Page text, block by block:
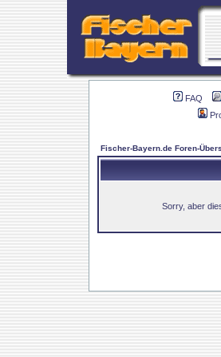
FAQ
Fischer-Bayern.de Foren-
Sorry, aber